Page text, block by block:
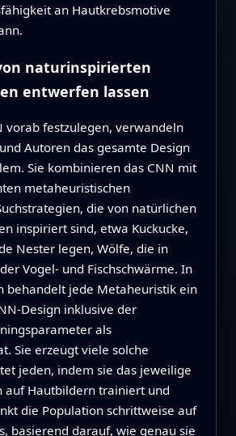
an Hautkrebsmotive
naturinspirierten
entwerfen lassen
vorab festzulegen, verwandeln
Autoren das gesamte Design
Sie kombinieren das CNN mit
metaheuristischen
die von natürlichen
inspiriert sind, etwa Kuckucke,
Nester legen, Wölfe, die in
Vogel‑ und Fischschwärme. In
behandelt jede Metaheuristik ein
inklusive der
als
Sie erzeugt viele solche
jeden, indem sie das jeweilige
auf Hautbildern trainiert und
die Population schrittweise auf
basierend darauf, wie genau sie